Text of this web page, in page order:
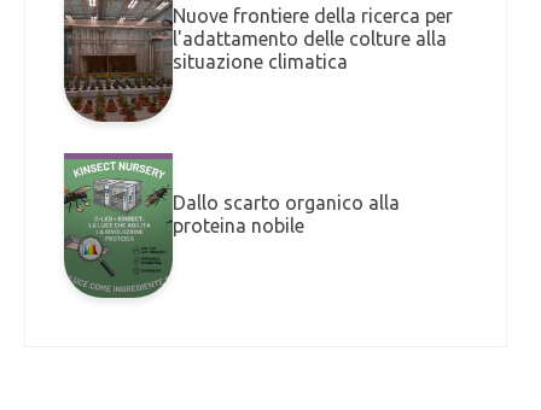
Nuove frontiere della ricerca per
l'adattamento delle colture alla
situazione climatica
Dallo scarto organico alla
proteina nobile